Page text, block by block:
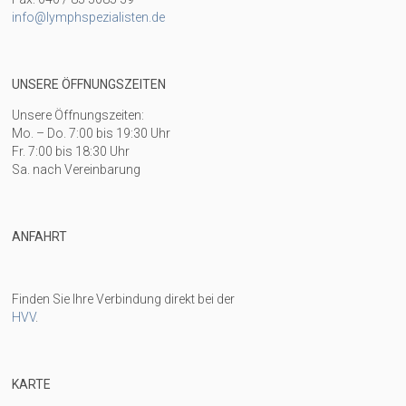
info@lymphspezialisten.de
UNSERE ÖFFNUNGSZEITEN
Unsere Öffnungszeiten:
Mo. – Do. 7:00 bis 19:30 Uhr
Fr. 7:00 bis 18:30 Uhr
Sa. nach Vereinbarung
ANFAHRT
Finden Sie Ihre Verbindung direkt bei der
HVV.
KARTE